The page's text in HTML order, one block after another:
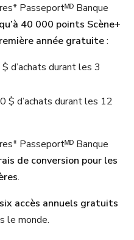
Passeportᴹᴰ Banque
40 000 points Scène+
année gratuite:
d’achats durant les 3
$ d’achats durant les 12
Passeportᴹᴰ Banque
de conversion pour les
.
six accès annuels gratuits
le monde.